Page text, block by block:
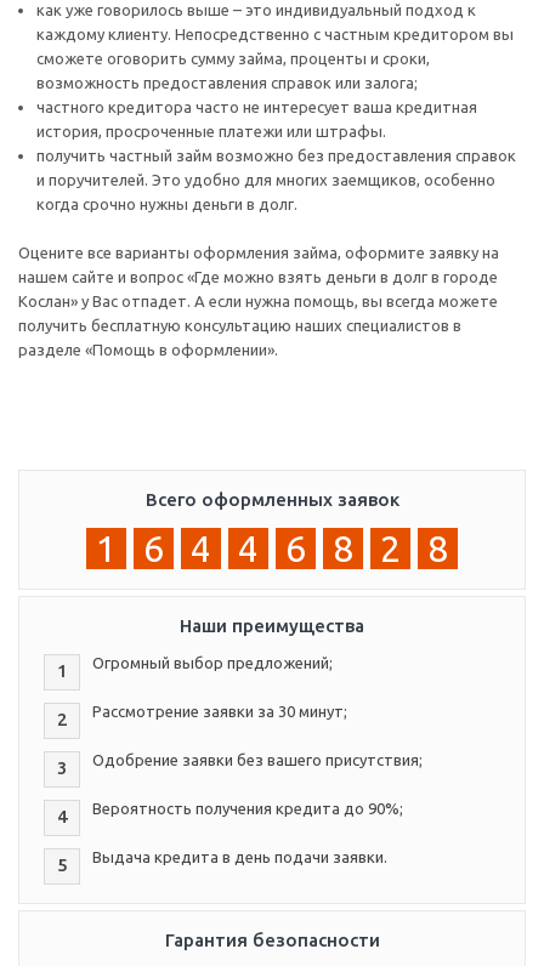
как уже говорилось выше – это индивидуальный подход к
каждому клиенту. Непосредственно с частным кредитором вы
сможете оговорить сумму займа, проценты и сроки,
возможность предоставления справок или залога;
частного кредитора часто не интересует ваша кредитная
история, просроченные платежи или штрафы.
получить частный займ возможно без предоставления справок
и поручителей. Это удобно для многих заемщиков, особенно
когда срочно нужны деньги в долг.
Оцените все варианты оформления займа, оформите заявку на
нашем сайте и вопрос «Где можно взять деньги в долг в городе
Кослан» у Вас отпадет. А если нужна помощь, вы всегда можете
получить бесплатную консультацию наших специалистов в
разделе «Помощь в оформлении».
Всего оформленных заявок
1 6 4 4 6 8 2 8
Наши преимущества
1 Огромный выбор предложений;
2 Рассмотрение заявки за 30 минут;
3 Одобрение заявки без вашего присутствия;
4 Вероятность получения кредита до 90%;
5 Выдача кредита в день подачи заявки.
Гарантия безопасности